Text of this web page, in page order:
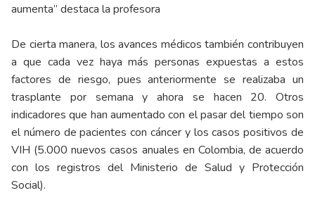
aumenta” destaca la profesora
De cierta manera, los avances médicos también contribuyen
a que cada vez haya más personas expuestas a estos
factores de riesgo, pues anteriormente se realizaba un
trasplante por semana y ahora se hacen 20. Otros
indicadores que han aumentado con el pasar del tiempo son
el número de pacientes con cáncer y los casos positivos de
VIH (5.000 nuevos casos anuales en Colombia, de acuerdo
con los registros del Ministerio de Salud y Protección
Social).